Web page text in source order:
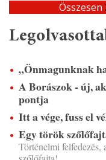
Összesen
„Önmagunknak
A Borászok - új,
pontja
Itt a vége, fuss el
Egy török
Történelmi